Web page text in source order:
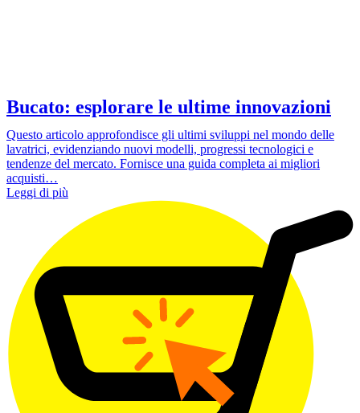
Bucato: esplorare le ultime innovazioni
Questo articolo approfondisce gli ultimi sviluppi nel mondo delle
lavatrici, evidenziando nuovi modelli, progressi tecnologici e
tendenze del mercato. Fornisce una guida completa ai migliori
acquisti…
Leggi di più